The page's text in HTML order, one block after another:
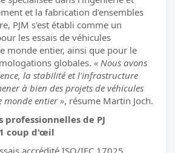
et la fabrication d'ensembles
PJM s'est établi comme un
les essais de véhicules
monde entier, ainsi que pour le
globales. « Nous avons
la stabilité et l'infrastructure
à bien des projets de véhicules
monde entier », résume Martin Joch.
professionnelles de PJ
coup d'œil
accrédité ISO/IEC 17025,